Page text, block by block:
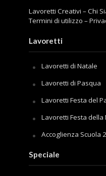
Lavoretti Creativi –Chi
Termini di utilizzo –
Lavoretti
Lavoretti di Natale
Lavoretti di Pasqua
Lavoretti Festa del
Lavoretti Festa
Accoglienza Scuola
Speciale